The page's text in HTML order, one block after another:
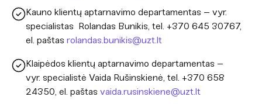
Kauno klientų aptarnavimo departamentas – vyr.
specialistas Rolandas Bunikis, tel. +370 645 30767,
el. paštas rolandas.bunikis@uzt.lt
Klaipėdos klientų aptarnavimo departamentas –
vyr. specialistė Vaida Rušinskienė, tel. +370 658
24350, el. paštas vaida.rusinskiene@uzt.lt